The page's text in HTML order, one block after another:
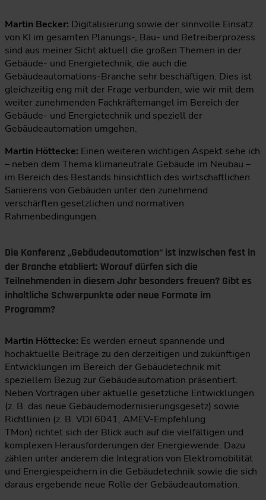
Martin Becker: Digitalisierung sowie der sinnvolle Einsatz
von KI im gesamten Planungs-, Bau- und Betreiberprozess
sind aus meiner Sicht aktuell die großen Themen in der
Gebäude- und Energietechnik, die auch die
Gebäudeautomations-Branche sehr beschäftigen. Dies ist
gleichzeitig eng mit der Frage verbunden, wie wir mit dem
weiter zunehmenden Fachkräftemangel im Bereich der
Gebäude- und Energietechnik und speziell der
Gebäudeautomation umgehen.
Martin Höttecke: Einen weiteren wichtigen Aspekt sehe ich
– neben dem Thema klimaneutrale Gebäude im Neubau –
im Bereich des Bestands hinsichtlich des wirtschaftlichen
Sanierens von Gebäuden unter den zunehmend
verschärften gesetzlichen und normativen
Rahmenbedingungen.
Die Konferenz „Gebäudeautomation“ ist inzwischen fest in
der Branche etabliert: Worauf dürfen sich die
Teilnehmenden in diesem Jahr besonders freuen? Gibt es
inhaltliche Schwerpunkte oder neue Formate im
Programm?
Martin Höttecke: Es werden erneut spannende und
hochaktuelle Beiträge zu den derzeitigen und zukünftigen
Entwicklungen im Bereich der Gebäudetechnik mit
speziellem Bezug zur Gebäudeautomation präsentiert.
Neben Vorträgen über aktuelle gesetzliche Entwicklungen
(z. B. das neue Gebäudemodernisierungsgesetz) sowie
Richtlinien (z. B. VDI 6041, AMEV-Empfehlung
TMon) richtet sich der Blick auch auf die vielfältigen und
komplexen Herausforderungen der Energiewende. Dazu
zählen unter anderem die Integration von Elektromobilität
und Energiespeichern in die Gebäudetechnik sowie die sich
daraus ergebende neue Rolle der Gebäudeautomation.